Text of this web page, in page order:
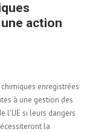
action
chimiques enregistrées
à une gestion des
l’UE si leurs dangers
la